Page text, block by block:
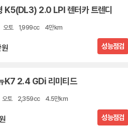
K5(DL3) 2.0 LPI 렌터카 트렌디
오토 1,999cc 4만km
성능점검
K7 2.4 GDi 리미티드
오토 2,359cc 4.5만km
성능점검